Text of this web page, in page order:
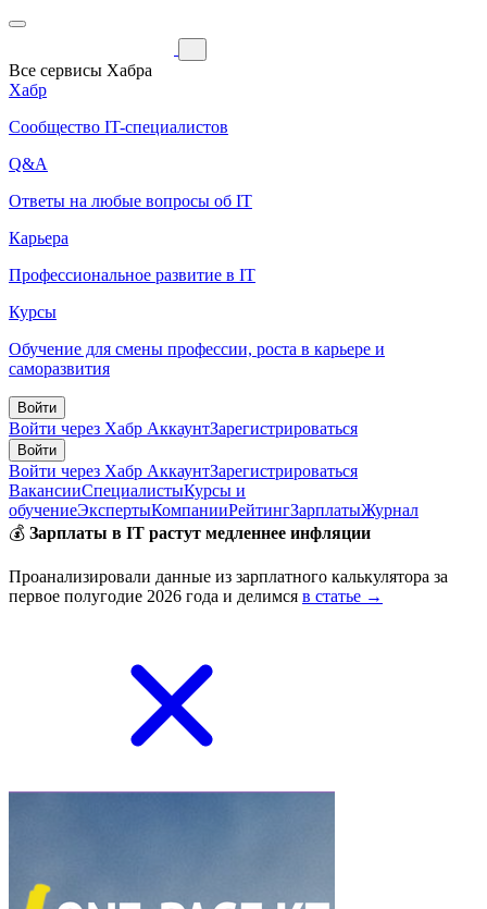
Все сервисы Хабра
Хабр
Сообщество IT-специалистов
Q&A
Ответы на любые вопросы об IT
Карьера
Профессиональное развитие в IT
Курсы
Обучение для смены профессии, роста в карьере и
саморазвития
Войти
Войти через Хабр АккаунтЗарегистрироваться
Войти
Войти через Хабр АккаунтЗарегистрироваться
ВакансииСпециалистыКурсы и
обучениеЭкспертыКомпанииРейтингЗарплатыЖурнал
💰 Зарплаты в IT растут медленнее инфляции
Проанализировали данные из зарплатного калькулятора за
первое полугодие 2026 года и делимся в статье →